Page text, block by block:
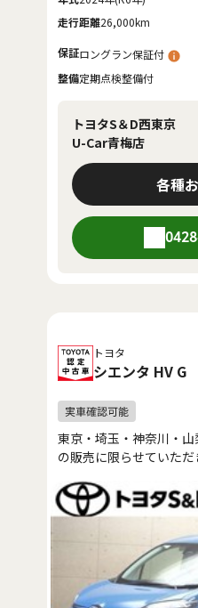
走行距離26,000km
保証ロングラン保証付
整備定期点検整備付
トヨタS＆D西東京
U-Car青梅店
各種
トヨタ
シエンタ HV G
東京・埼玉・神奈川・
の販売に限らせていただ